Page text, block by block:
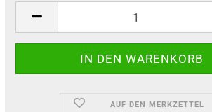
AUF DEN MERKZETTEL